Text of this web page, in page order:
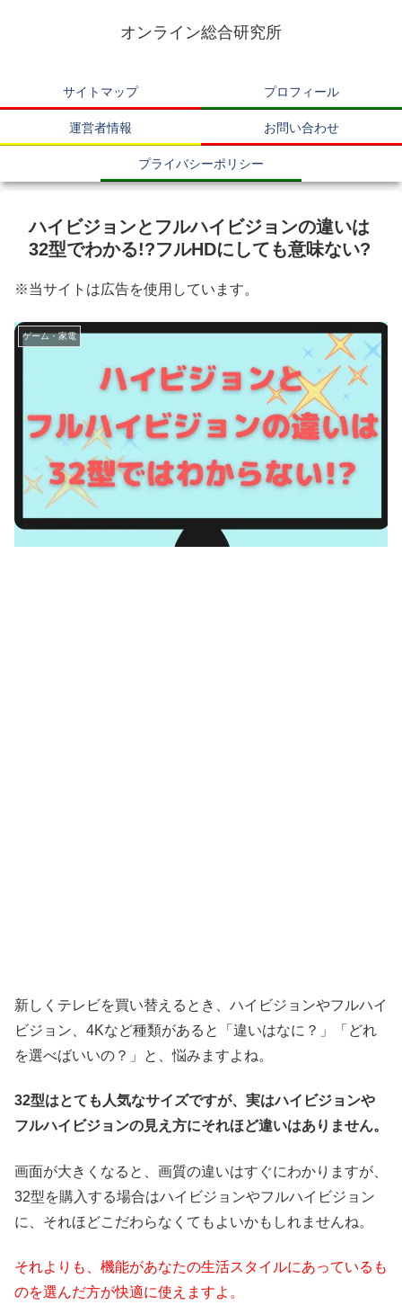
オンライン総合研究所
サイトマップ プロフィール
運営者情報 お問い合わせ
プライバシーポリシー
ハイビジョンとフルハイビジョンの違いは
32型でわかる!?フルHDにしても意味ない?
※当サイトは広告を使用しています。
ゲーム・家電
新しくテレビを買い替えるとき、ハイビジョンやフルハイ
ビジョン、4Kなど種類があると「違いはなに？」「どれ
を選べばいいの？」と、悩みますよね。
32型はとても人気なサイズですが、実はハイビジョンや
フルハイビジョンの見え方にそれほど違いはありません。
画面が大きくなると、画質の違いはすぐにわかりますが、
32型を購入する場合はハイビジョンやフルハイビジョン
に、それほどこだわらなくてもよいかもしれませんね。
それよりも、機能があなたの生活スタイルにあっているも
のを選んだ方が快適に使えますよ。